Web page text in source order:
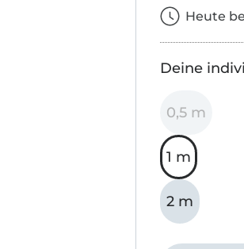
Heute
Deine
0,5 m
1 m
2 m